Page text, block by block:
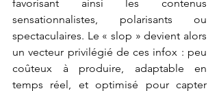
favorisant ainsi les contenus
sensationnalistes, polarisants ou
spectaculaires. Le « slop » devient alors
un vecteur privilégié de ces infox : peu
coûteux à produire, adaptable en
temps réel, et optimisé pour capter